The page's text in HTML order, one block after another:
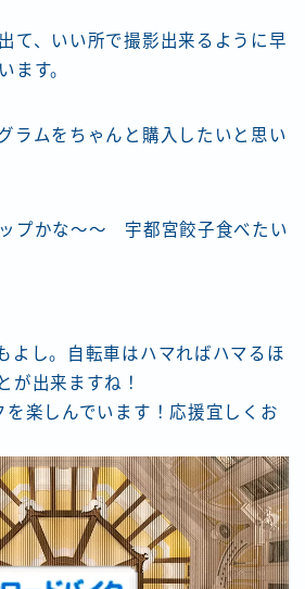
て、いい所で撮影出来るように早
ます。
ラムをちゃんと購入したいと思い
プかな〜〜 宇都宮餃子食べたい
よし。自転車はハマればハマるほ
が出来ますね！
を楽しんでいます！応援宜しくお